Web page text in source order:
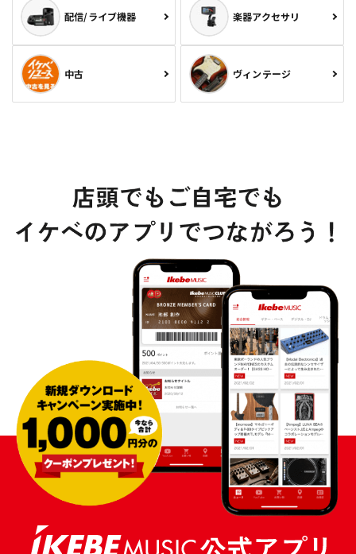
配信/ライブ機器 楽器アクセサリ
中古 ヴィンテージ